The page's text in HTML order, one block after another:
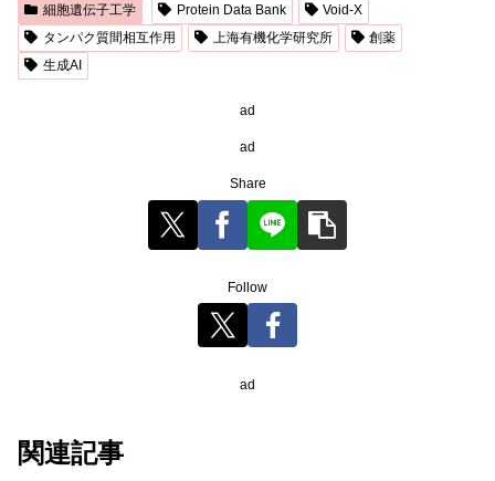
細胞遺伝子工学 Protein Data Bank
Void-X
タンパク質間相互作用
上海有機化学研究所
創薬
生成AI
ad
ad
Share
Follow
ad
関連記事